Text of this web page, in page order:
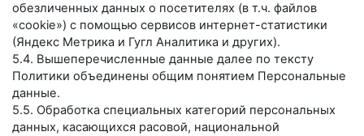
обезличенных данных о посетителях (в т.ч. файлов
«cookie») с помощью сервисов интернет-статистики
(Яндекс Метрика и Гугл Аналитика и других).
5.4. Вышеперечисленные данные далее по тексту
Политики объединены общим понятием Персональные
данные.
5.5. Обработка специальных категорий персональных
данных, касающихся расовой, национальной